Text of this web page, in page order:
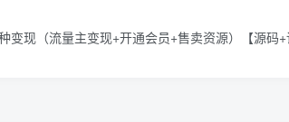
变现（流量主变现+开通会员+售卖资源）【源码+